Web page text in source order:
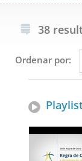
38
Ordenar por: